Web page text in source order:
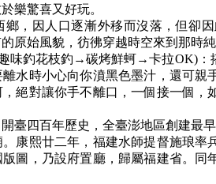
樂驚喜又好玩。
鄉，因人口逐漸外移而沒落，但卻
原始風貌，彷彿穿越時空來到那時
趣味釣花枝釣→碳烤鮮蚵→卡拉OK)
水時小心向你濆黑色墨汁，還可
絕對讓你手不離口，一個接一個
臺四百年歷史，全臺澎地區創建最
。康熙廿二年，福建水師提督施琅
圖，乃設府置廳，歸屬福建省。